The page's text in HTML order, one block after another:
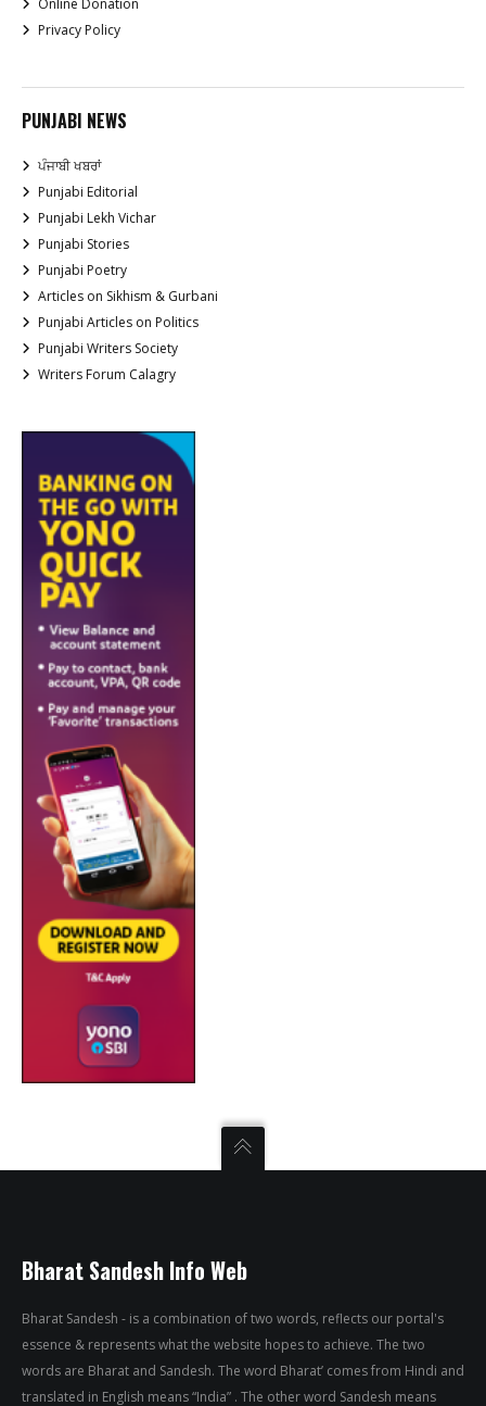
Online Donation
Privacy Policy
PUNJABI NEWS
ਪੰਜਾਬੀ ਖਬਰਾਂ
Punjabi Editorial
Punjabi Lekh Vichar
Punjabi Stories
Punjabi Poetry
Articles on Sikhism & Gurbani
Punjabi Articles on Politics
Punjabi Writers Society
Writers Forum Calagry
Bharat Sandesh Info Web
Bharat Sandesh - is a combination of two words, reflects our portal's
essence & represents what the website hopes to achieve. The two
words are Bharat and Sandesh. The word Bharat’ comes from Hindi and
translated in English means “India” . The other word Sandesh means